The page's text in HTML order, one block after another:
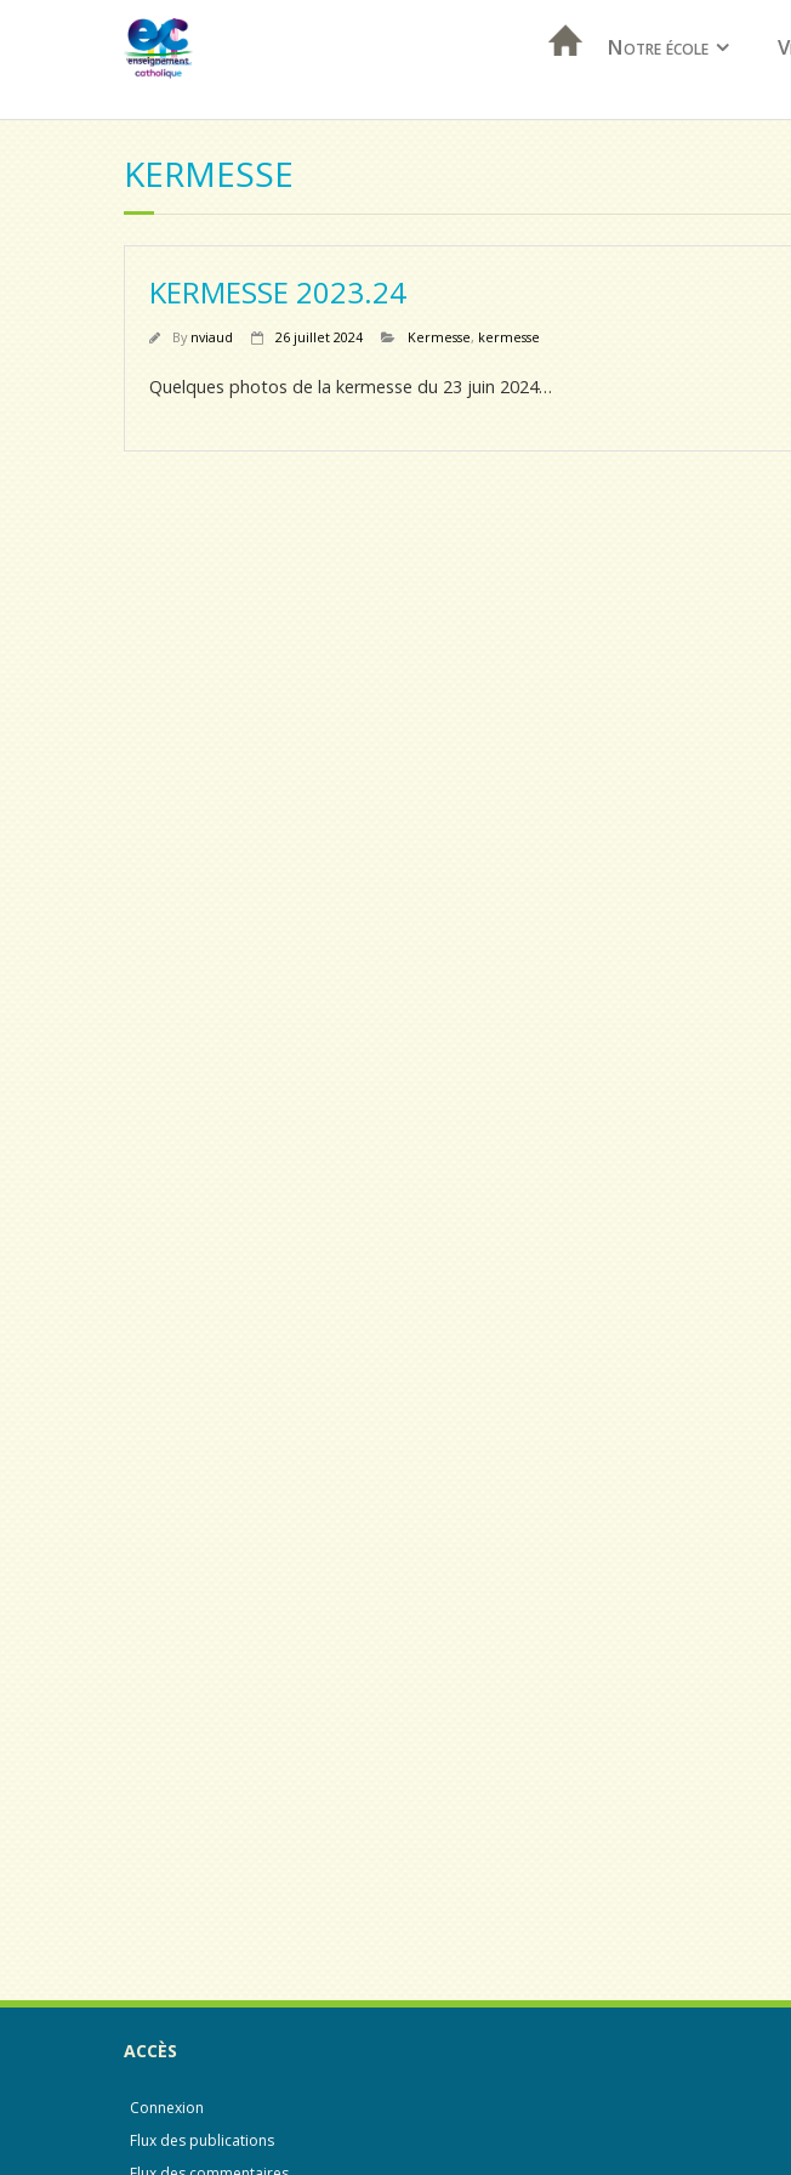
Notre école
KERMESSE
KERMESSE 2023.24
By nviaud 26 juillet 2024 Kermesse, kermesse
Quelques photos de la kermesse du 23 juin 2024…
ACCÈS
Connexion
Flux des publications